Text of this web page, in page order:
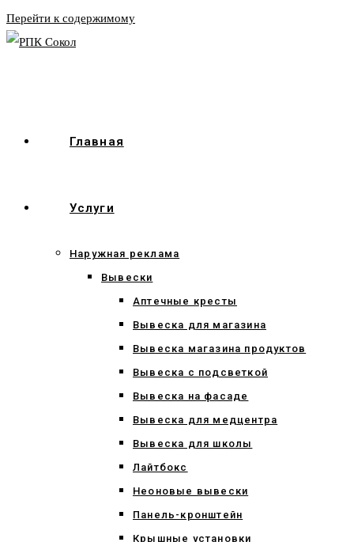
Перейти к содержимому
Главная
Услуги
Наружная реклама
Вывески
Аптечные кресты
Вывеска для магазина
Вывеска магазина продуктов
Вывеска с подсветкой
Вывеска на фасаде
Вывеска для медцентра
Вывеска для школы
Лайтбокс
Неоновые вывески
Панель-кронштейн
Крышные установки